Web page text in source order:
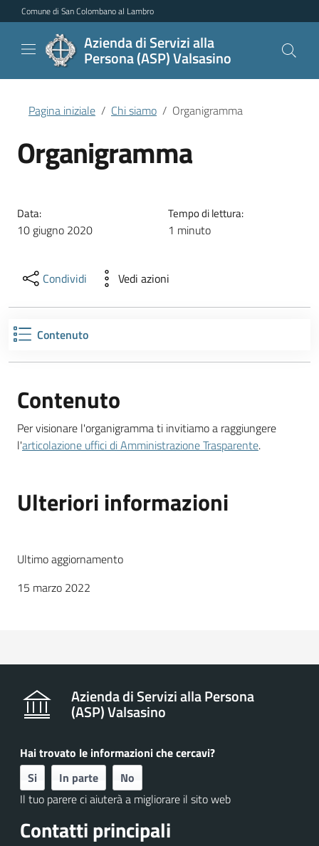
Vai al contenuto principale
Vai al menu di navigazione
Vai al piede di pagina
Comune di San Colombano al Lambro
Azienda di Servizi alla
Persona (ASP) Valsasino
Pagina iniziale Chi siamo Organigramma
Organigramma
Data:
10 giugno 2020
Tempo di lettura:
1 minuto
Condividi Vedi azioni
Contenuto
Contenuto
Per visionare l'organigramma ti invitiamo a raggiungere
l'articolazione uffici di Amministrazione Trasparente.
Ulteriori informazioni
Ultimo aggiornamento
15 marzo 2022
Azienda di Servizi alla Persona
(ASP) Valsasino
Hai trovato le informazioni che cercavi?
Si
In parte
No
Il tuo parere ci aiuterà a migliorare il sito web
Contatti principali